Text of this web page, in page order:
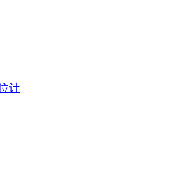
计